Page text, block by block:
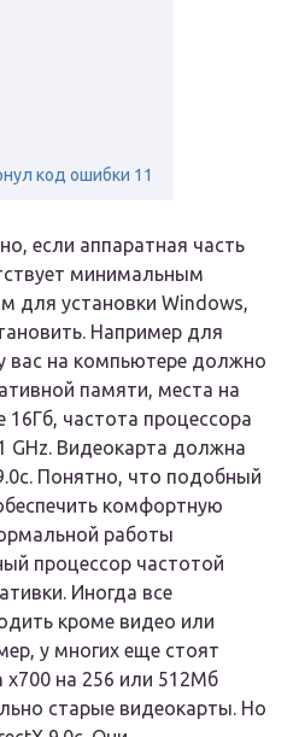
код ошибки 11
если аппаратная часть
минимальным
для установки Windows,
Например для
вас на компьютере должно
памяти, места на
16Гб, частота процессора
GHz. Видеокарта должна
Понятно, что подобный
комфортную
работы
процессор частотой
Иногда все
кроме видео или
у многих еще стоят
x700 на 256 или 512Мб
старые видеокарты. Но